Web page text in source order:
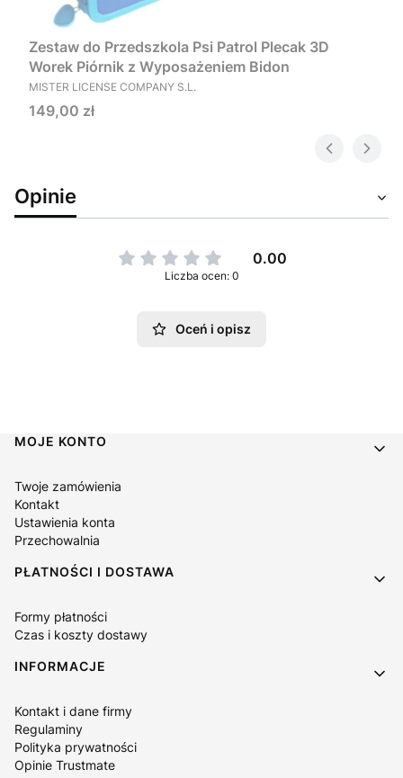
Zestaw do Przedszkola Psi Patrol Plecak 3D
Worek Piórnik z Wyposażeniem Bidon
PRODUCENT
MISTER LICENSE COMPANY S.L.
Cena
149,00 zł
Opinie
0.00
Liczba ocen: 0
Oceń i opisz
Linki w stopce
MOJE KONTO
Twoje zamówienia
Kontakt
Ustawienia konta
Przechowalnia
PŁATNOŚCI I DOSTAWA
Formy płatności
Czas i koszty dostawy
INFORMACJE
Kontakt i dane firmy
Regulaminy
Polityka prywatności
Opinie Trustmate